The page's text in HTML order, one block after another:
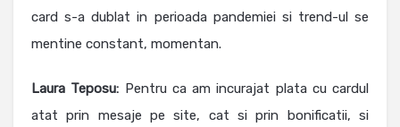
card s-a dublat in perioada pandemiei si trend-ul se
mentine constant, momentan.
Laura Teposu: Pentru ca am incurajat plata cu cardul
atat prin mesaje pe site, cat si prin bonificatii, si